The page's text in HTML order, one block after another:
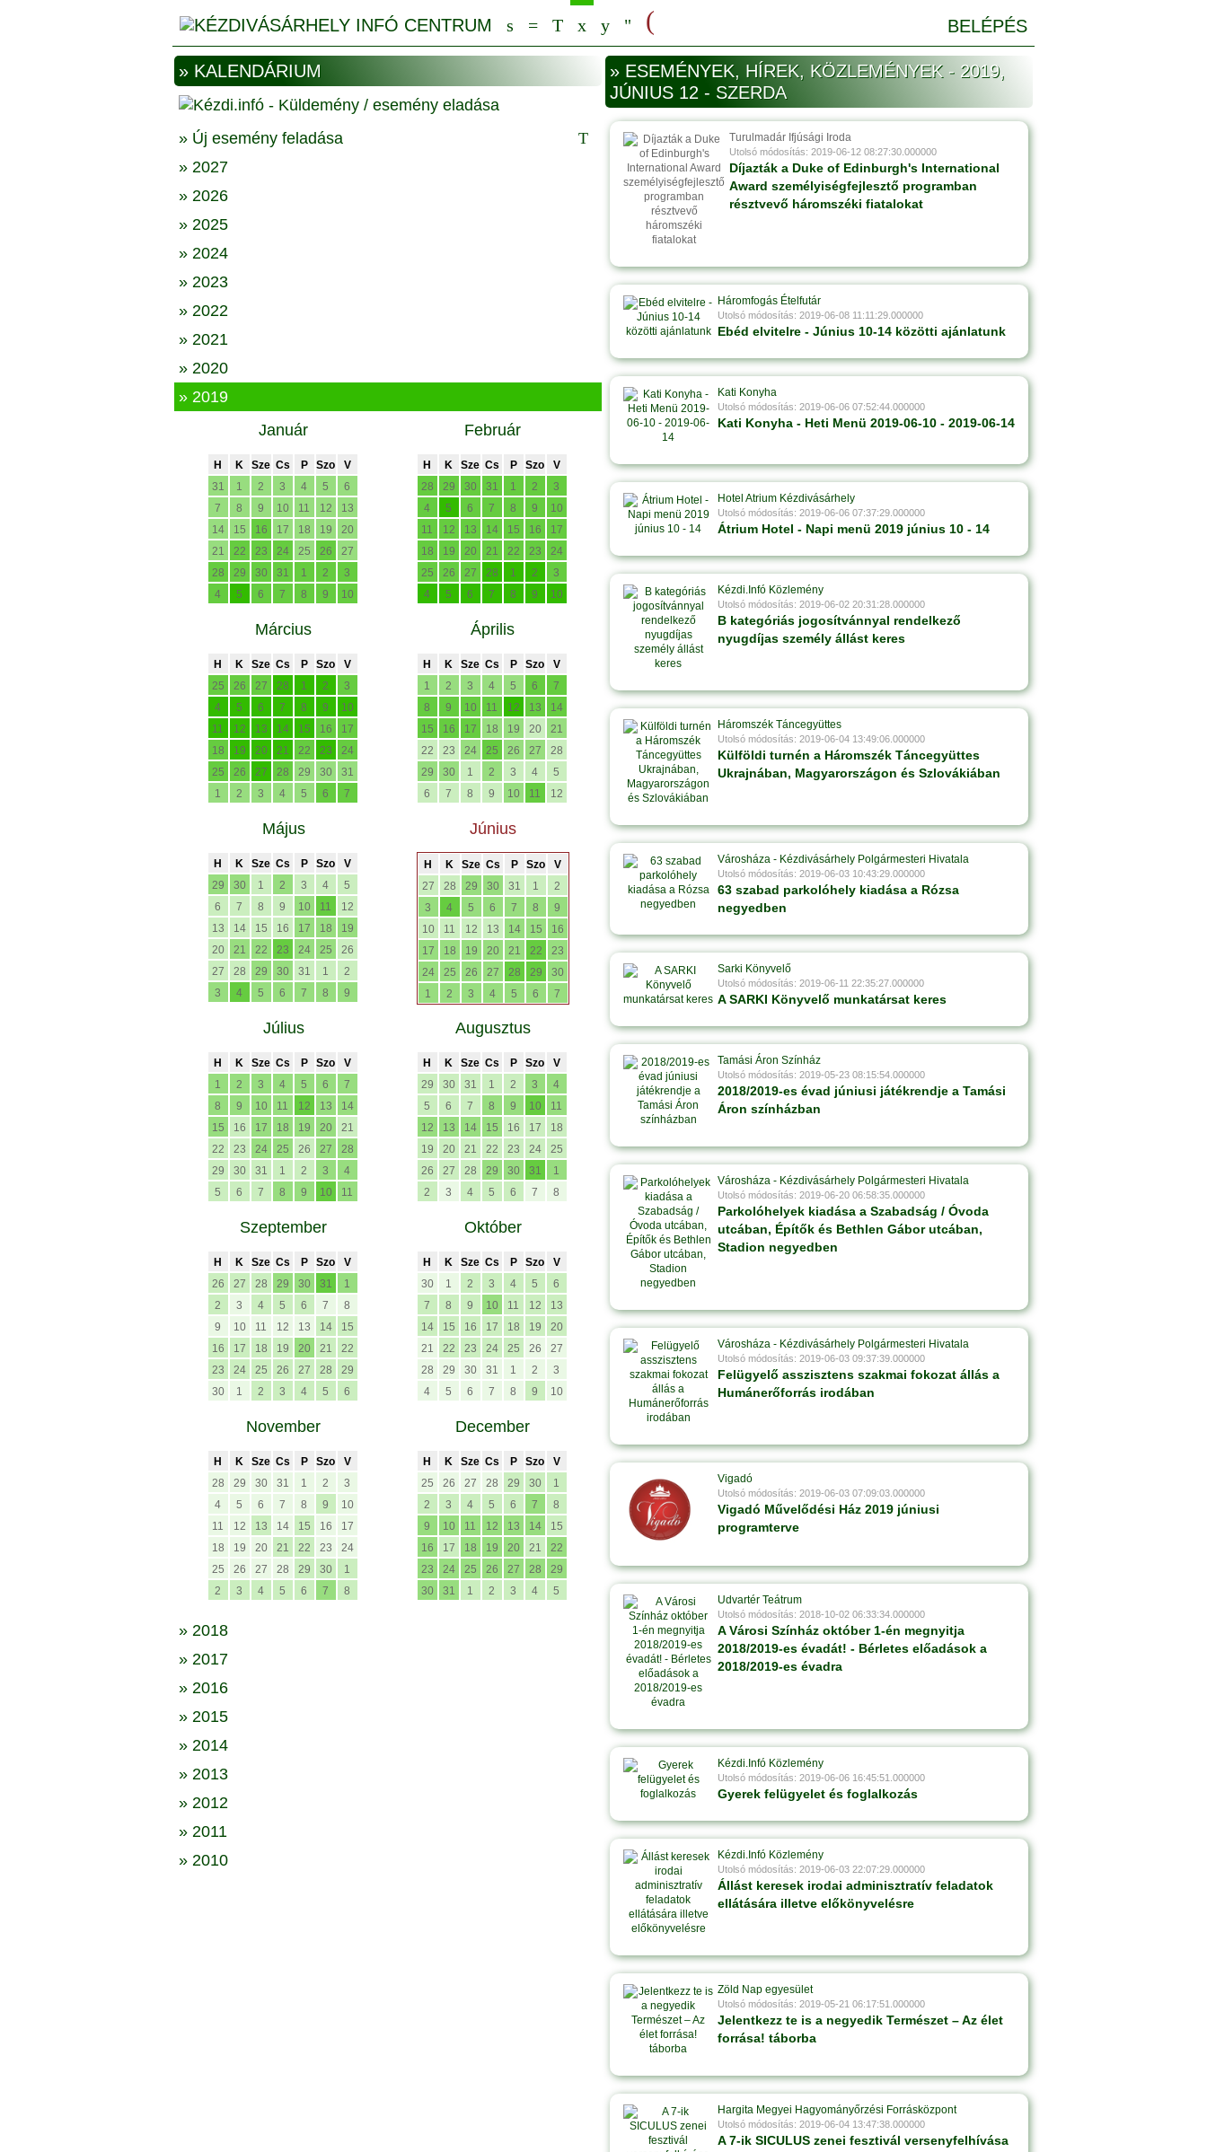
BELÉPÉS
» KALENDÁRIUM
» Új esemény feladása
» 2027
» 2026
» 2025
» 2024
» 2023
» 2022
» 2021
» 2020
» 2019
Január
H K Sze Cs P Szo
V
31
1 2 3 4 5
6
7
8 9 10 11 12
13
14
15 16 17 18 19
20
21
22 23 24 25 26
27
28
29 30 31 1 2
3
4
5 6 7 8 9 10
Február
H K Sze Cs P Szo
V
28
29 30 31 1 2
3
4
5 6 7 8 9
10
11
12 13 14 15 16
17
18
19 20 21 22 23
24
25
26 27 28 1 2
3
4
5 6 7 8 9 10
Március
H K Sze Cs P Szo
V
25
26 27 28 1 2
3
4
5 6 7 8 9
10
11
12 13 14 15 16
17
18
19 20 21 22 23
24
25
26 27 28 29 30
31
1
2 3 4 5 6 7
Április
H K Sze Cs P Szo
V
1
2 3 4 5 6
7
8
9 10 11 12 13
14
15
16 17 18 19 20
21
22
23 24 25 26 27
28
29
30 1 2 3 4
5
6
7 8 9 10 11 12
Május
H K Sze Cs P Szo
V
29
30 1 2 3 4
5
6
7 8 9 10 11
12
13
14 15 16 17 18
19
20
21 22 23 24 25
26
27
28 29 30 31 1
2
3
4 5 6 7 8 9
Június
H K Sze Cs P Szo
V
27
28 29 30 31 1
2
3
4 5 6 7 8
9
10
11 12 13 14 15
16
17
18 19 20 21 22
23
24
25 26 27 28 29
30
1
2 3 4 5 6 7
Július
H K Sze Cs P Szo
V
1
2 3 4 5 6
7
8
9 10 11 12 13
14
15
16 17 18 19 20
21
22
23 24 25 26 27
28
29
30 31 1 2 3
4
5
6 7 8 9 10 11
Augusztus
H K Sze Cs P Szo
V
29
30 31 1 2 3
4
5
6 7 8 9 10
11
12
13 14 15 16 17
18
19
20 21 22 23 24
25
26
27 28 29 30 31
1
2
3 4 5 6 7 8
Szeptember
H K Sze Cs P Szo
V
26
27 28 29 30 31
1
2
3 4 5 6 7
8
9
10 11 12 13 14
15
16
17 18 19 20 21
22
23
24 25 26 27 28
29
30
1 2 3 4 5 6
Október
H K Sze Cs P Szo
V
30
1 2 3 4 5
6
7
8 9 10 11 12
13
14
15 16 17 18 19
20
21
22 23 24 25 26
27
28
29 30 31 1 2
3
4
5 6 7 8 9 10
November
H K Sze Cs P Szo
V
28
29 30 31 1 2
3
4
5 6 7 8 9
10
11
12 13 14 15 16
17
18
19 20 21 22 23
24
25
26 27 28 29 30
1
2
3 4 5 6 7 8
December
H K Sze Cs P Szo
V
25
26 27 28 29 30
1
2
3 4 5 6 7
8
9
10 11 12 13 14
15
16
17 18 19 20 21
22
23
24 25 26 27 28
29
30
31 1 2 3 4 5
» 2018
» 2017
» 2016
» 2015
» 2014
» 2013
» 2012
» 2011
» 2010
» ESEMÉNYEK, HÍREK, KÖZLEMÉNYEK - 2019,
JÚNIUS 12 - SZERDA
Turulmadár Ifjúsági Iroda
Utolsó módosítás: 2019-06-12 08:27:30.000000
Díjazták a Duke of Edinburgh's International
Award személyiségfejlesztő programban
résztvevő háromszéki fiatalokat
Háromfogás Ételfutár
Utolsó módosítás: 2019-06-08 11:11:29.000000
Ebéd elvitelre - Június 10-14 közötti ajánlatunk
Kati Konyha
Utolsó módosítás: 2019-06-06 07:52:44.000000
Kati Konyha - Heti Menü 2019-06-10 - 2019-06-14
Hotel Atrium Kézdivásárhely
Utolsó módosítás: 2019-06-06 07:37:29.000000
Átrium Hotel - Napi menü 2019 június 10 - 14
Kézdi.Infó Közlemény
Utolsó módosítás: 2019-06-02 20:31:28.000000
B kategóriás jogosítvánnyal rendelkező
nyugdíjas személy állást keres
Háromszék Táncegyüttes
Utolsó módosítás: 2019-06-04 13:49:06.000000
Külföldi turnén a Háromszék Táncegyüttes
Ukrajnában, Magyarországon és Szlovákiában
Városháza - Kézdivásárhely Polgármesteri Hivatala
Utolsó módosítás: 2019-06-03 10:43:29.000000
63 szabad parkolóhely kiadása a Rózsa
negyedben
Sarki Könyvelő
Utolsó módosítás: 2019-06-11 22:35:27.000000
A SARKI Könyvelő munkatársat keres
Tamási Áron Színház
Utolsó módosítás: 2019-05-23 08:15:54.000000
2018/2019-es évad júniusi játékrendje a Tamási
Áron színházban
Városháza - Kézdivásárhely Polgármesteri Hivatala
Utolsó módosítás: 2019-06-20 06:58:35.000000
Parkolóhelyek kiadása a Szabadság / Óvoda
utcában, Építők és Bethlen Gábor utcában,
Stadion negyedben
Városháza - Kézdivásárhely Polgármesteri Hivatala
Utolsó módosítás: 2019-06-03 09:37:39.000000
Felügyelő asszisztens szakmai fokozat állás a
Humánerőforrás irodában
Vigadó
Utolsó módosítás: 2019-06-03 07:09:03.000000
Vigadó Művelődési Ház 2019 júniusi
programterve
Udvartér Teátrum
Utolsó módosítás: 2018-10-02 06:33:34.000000
A Városi Színház október 1-én megnyitja
2018/2019-es évadát! - Bérletes előadások a
2018/2019-es évadra
Kézdi.Infó Közlemény
Utolsó módosítás: 2019-06-06 16:45:51.000000
Gyerek felügyelet és foglalkozás
Kézdi.Infó Közlemény
Utolsó módosítás: 2019-06-03 22:07:29.000000
Állást keresek irodai adminisztratív feladatok
ellátására illetve előkönyvelésre
Zöld Nap egyesület
Utolsó módosítás: 2019-05-21 06:17:51.000000
Jelentkezz te is a negyedik Természet – Az élet
forrása! táborba
Hargita Megyei Hagyományőrzési Forrásközpont
Utolsó módosítás: 2019-06-04 13:47:38.000000
A 7-ik SICULUS zenei fesztivál versenyfelhívása